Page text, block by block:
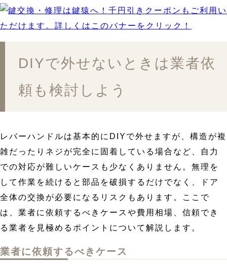
DIYで外せないときは業者依
頼も検討しよう
レバーハンドルは基本的にDIYで外せますが、構造が複
雑だったりネジが完全に固着している場合など、自力
での対応が難しいケースも少なくありません。無理を
して作業を続けると部品を破損するだけでなく、ドア
全体の交換が必要になるリスクもあります。ここで
は、業者に依頼するべきケースや費用相場、信頼でき
る業者を見極めるポイントについて解説します。
業者に依頼するべきケース